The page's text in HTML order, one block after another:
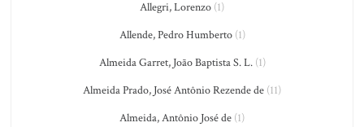
Allegri, Lorenzo (1)
Allende, Pedro Humberto(1)
Almeida Garret, João Baptista S. L.(1)
Almeida Prado, José Antônio Rezende de (11)
Almeida, Antônio José de (1)